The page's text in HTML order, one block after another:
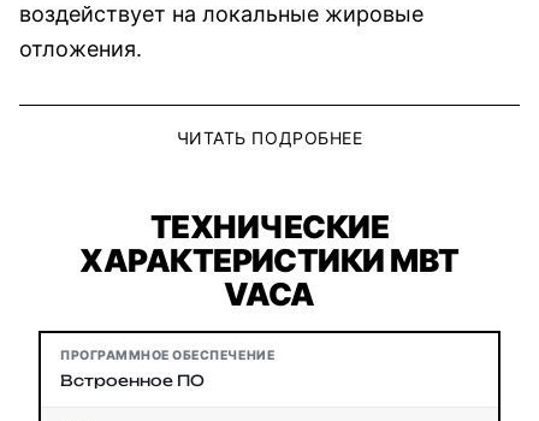
воздействует на локальные жировые
отложения.
ЧИТАТЬ ПОДРОБНЕЕ
ТЕХНИЧЕСКИЕ
ХАРАКТЕРИСТИКИ MBT
VACA
ПРОГРАММНОЕ ОБЕСПЕЧЕНИЕ
Встроенное ПО